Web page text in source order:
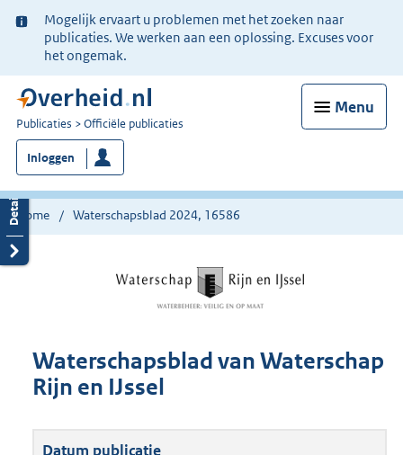
Ter
informatie:
Mogelijk ervaart u problemen met het zoeken naar
publicaties. We werken aan een oplossing. Excuses voor
het ongemak.
Menu
U
bent
nu
hier:
Publicaties Officiële publicaties
Inloggen
Home Waterschapsblad 2024, 16586
Waterschapsblad van Waterschap
Rijn en IJssel